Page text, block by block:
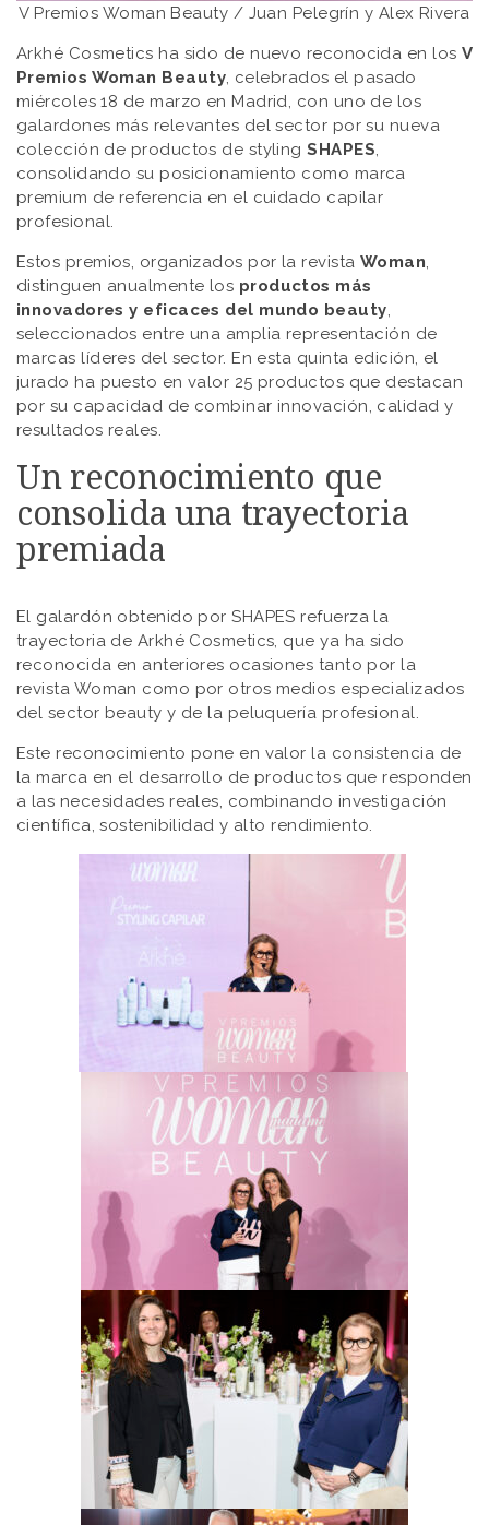
V Premios Woman Beauty / Juan Pelegrín y Alex Rivera
Arkhé Cosmetics ha sido de nuevo reconocida en los V
Premios Woman Beauty, celebrados el pasado
miércoles 18 de marzo en Madrid, con uno de los
galardones más relevantes del sector por su nueva
colección de productos de stylingSHAPES,
consolidando su posicionamiento como marca
premium de referencia en el cuidado capilar
profesional.
Estos premios, organizados por la revista Woman,
distinguen anualmente los productos más
innovadores y eficaces del mundo beauty,
seleccionados entre una amplia representación de
marcas líderes del sector. En esta quinta edición, el
jurado ha puesto en valor 25 productos que destacan
por su capacidad de combinar innovación, calidad y
resultados reales.
Un reconocimiento que
consolida una trayectoria
premiada
El galardón obtenido por SHAPES refuerza la
trayectoria de Arkhé Cosmetics, que ya ha sido
reconocida en anteriores ocasiones tanto por la
revista Woman como por otros medios especializados
del sector beauty y de la peluquería profesional.
Este reconocimiento pone en valor la consistencia de
la marca en el desarrollo de productos que responden
a las necesidades reales, combinando investigación
científica, sostenibilidad y alto rendimiento.